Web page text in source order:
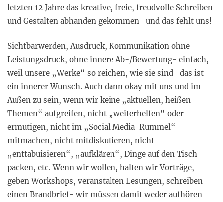
letzten 12 Jahre das kreative, freie, freudvolle Schreiben
und Gestalten abhanden gekommen- und das fehlt uns!
Sichtbarwerden, Ausdruck, Kommunikation ohne
Leistungsdruck, ohne innere Ab-/Bewertung- einfach,
weil unsere „Werke“ so reichen, wie sie sind- das ist
ein innerer Wunsch. Auch dann okay mit uns und im
Außen zu sein, wenn wir keine „aktuellen, heißen
Themen“ aufgreifen, nicht „weiterhelfen“ oder
ermutigen, nicht im „Social Media-Rummel“
mitmachen, nicht mitdiskutieren, nicht
„enttabuisieren“, „aufklären“, Dinge auf den Tisch
packen, etc. Wenn wir wollen, halten wir Vorträge,
geben Workshops, veranstalten Lesungen, schreiben
einen Brandbrief- wir müssen damit weder aufhören